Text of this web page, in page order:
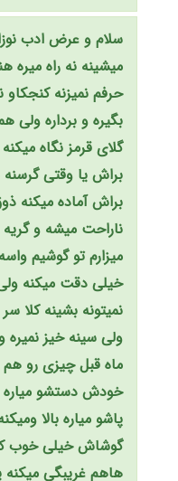
میشینه نه راه میره
حرفم نمیزنه
بگیره و برداره ولی
گلای قرمز نگاه
براش یا وقتی
براش آماده میکنه
ناراحت میشه و
میزارم تو گوشیم
خیلی دقت میکنه ولی
نمیتونه بشینه کلا
ولی سینه خیز نمیره
ماه قبل چیزی رو هم
خودش دستشو
پاشو میاره بالا
گوشاش خیلی خوب
هاهم غریبگی میکنه